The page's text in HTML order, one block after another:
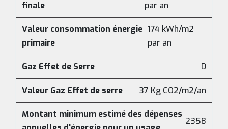
finale
par an
Valeur consommation énergie
primaire
174 kWh/m2
par an
Gaz Effet de Serre D
Valeur Gaz Effet de serre 37 Kg CO2/m2/an
Montant minimum estimé des dépenses
2358